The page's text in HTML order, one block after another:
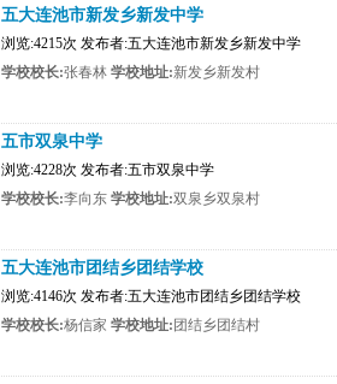
五大连池市新发乡新发中学
浏览:4215次 发布者:五大连池市新发乡新发中学
学校校长:张春林 学校地址:新发乡新发村
五市双泉中学
浏览:4228次 发布者:五市双泉中学
学校校长:李向东 学校地址:双泉乡双泉村
五大连池市团结乡团结学校
浏览:4146次 发布者:五大连池市团结乡团结学校
学校校长:杨信家 学校地址: 团结乡团结村